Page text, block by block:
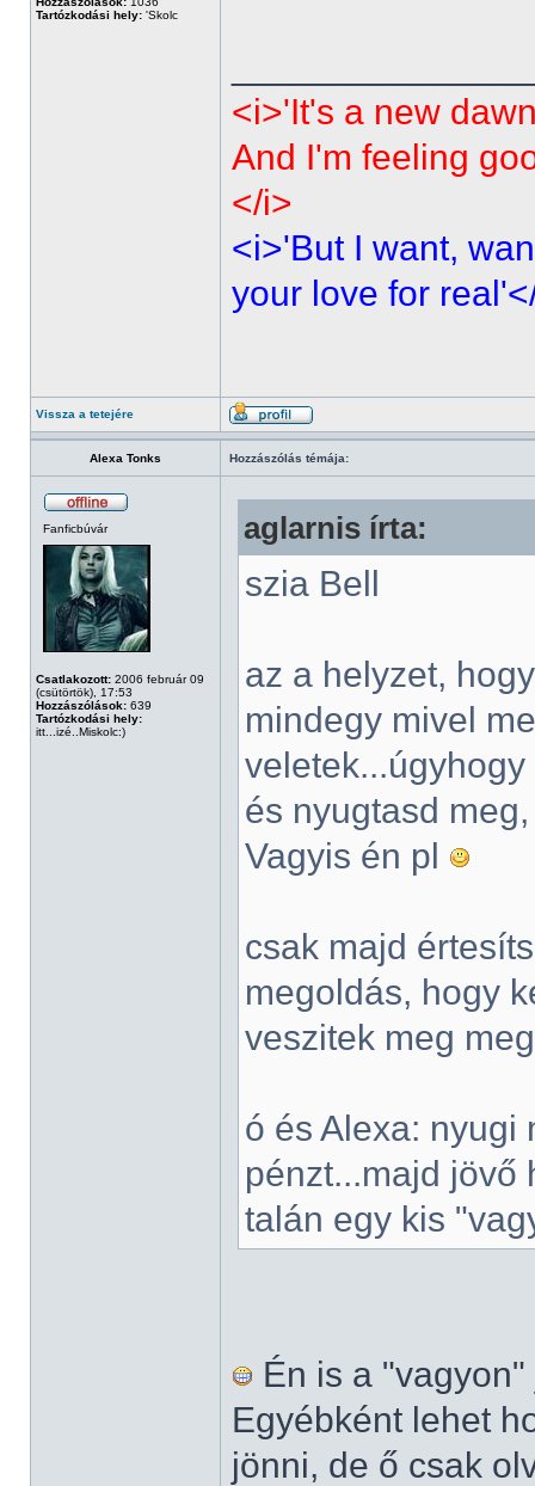
Tartózkodási hely: 'Skolc
<i>'It's a new
And I'm feeling
</i>
<i>'But I want,
your love for
Vissza a tetejére
Alexa Tonks Hozzászólás témája:
Fanficbúvár
Csatlakozott: 2006 február 09
(csütörtök), 17:53
Hozzászólások: 639
Tartózkodási hely:
itt...izé..Miskolc:)
aglarnis írta:
szia Bell
az a helyzet,
mindegy mivel
és nyugtasd
Vagyis én pl
csak majd
megoldás, hogy
veszitek meg
ó és Alexa: nyugi
pénzt...majd
talán egy kis
Én is a
Egyébként lehet
jönni, de ő csak